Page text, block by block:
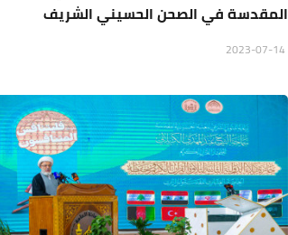
المقدسة في الصحن الحسيني الشريف